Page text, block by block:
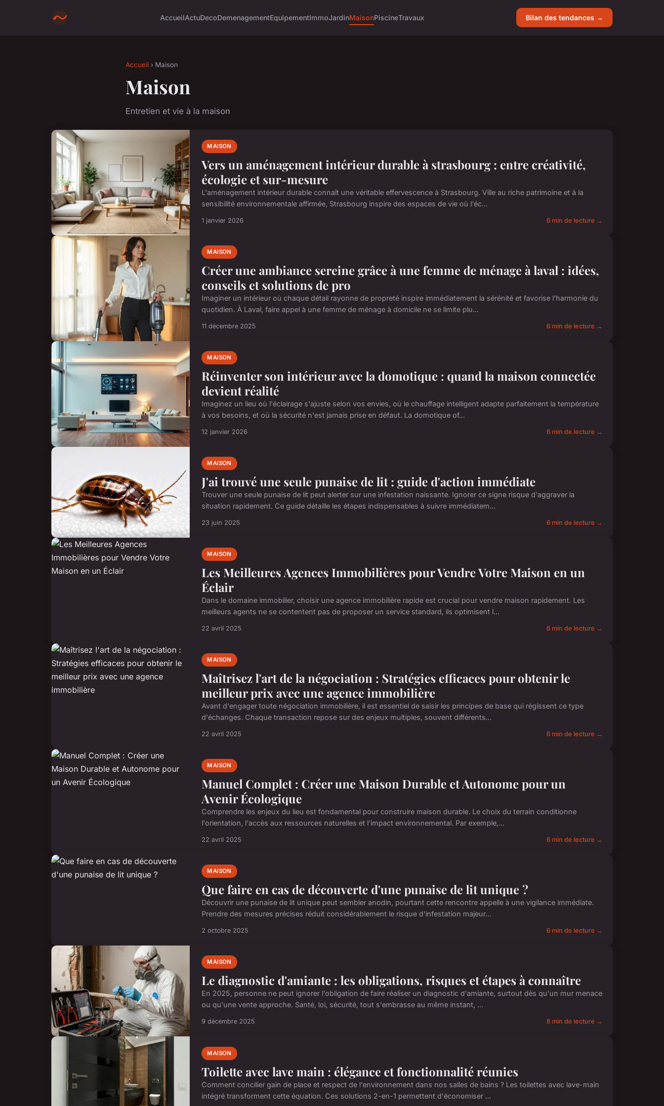
AccueilActuDecoDemenagementEquipementImmoJardinMaisonPiscineTravaux Bilan des tendances →
Accueil › Maison
Maison
Entretien et vie à la maison
MAISON
Vers un aménagement intérieur durable à strasbourg : entre créativité,
écologie et sur-mesure
L'aménagement intérieur durable connaît une véritable effervescence à Strasbourg. Ville au riche patrimoine et à la
sensibilité environnementale affirmée, Strasbourg inspire des espaces de vie où l'éc...
1 janvier 2026 6 min de lecture →
MAISON
Créer une ambiance sereine grâce à une femme de ménage à laval : idées,
conseils et solutions de pro
Imaginer un intérieur où chaque détail rayonne de propreté inspire immédiatement la sérénité et favorise l'harmonie du
quotidien. À Laval, faire appel à une femme de ménage à domicile ne se limite plu...
11 décembre 2025 6 min de lecture →
MAISON
Réinventer son intérieur avec la domotique : quand la maison connectée
devient réalité
Imaginez un lieu où l'éclairage s'ajuste selon vos envies, où le chauffage intelligent adapte parfaitement la température
à vos besoins, et où la sécurité n'est jamais prise en défaut. La domotique of...
12 janvier 2026 6 min de lecture →
MAISON
J'ai trouvé une seule punaise de lit : guide d'action immédiate
Trouver une seule punaise de lit peut alerter sur une infestation naissante. Ignorer ce signe risque d'aggraver la
situation rapidement. Ce guide détaille les étapes indispensables à suivre immédiatem...
23 juin 2025 6 min de lecture →
MAISON
Les Meilleures Agences Immobilières pour Vendre Votre Maison en un
Éclair
Dans le domaine immobilier, choisir une agence immobilière rapide est crucial pour vendre maison rapidement. Les
meilleurs agents ne se contentent pas de proposer un service standard, ils optimisent l...
22 avril 2025 6 min de lecture →
MAISON
Maîtrisez l'art de la négociation : Stratégies efficaces pour obtenir le
meilleur prix avec une agence immobilière
Avant d'engager toute négociation immobilière, il est essentiel de saisir les principes de base qui régissent ce type
d'échanges. Chaque transaction repose sur des enjeux multiples, souvent différents...
22 avril 2025 6 min de lecture →
MAISON
Manuel Complet : Créer une Maison Durable et Autonome pour un
Avenir Écologique
Comprendre les enjeux du lieu est fondamental pour construire maison durable. Le choix du terrain conditionne
l'orientation, l'accès aux ressources naturelles et l'impact environnemental. Par exemple,...
22 avril 2025 6 min de lecture →
MAISON
Que faire en cas de découverte d'une punaise de lit unique ?
Découvrir une punaise de lit unique peut sembler anodin, pourtant cette rencontre appelle à une vigilance immédiate.
Prendre des mesures précises réduit considérablement le risque d'infestation majeur...
2 octobre 2025 6 min de lecture →
MAISON
Le diagnostic d'amiante : les obligations, risques et étapes à connaître
En 2025, personne ne peut ignorer l'obligation de faire réaliser un diagnostic d'amiante, surtout dès qu'un mur menace
ou qu'une vente approche. Santé, loi, sécurité, tout s'embrasse au même instant, ...
9 décembre 2025 8 min de lecture →
MAISON
Toilette avec lave main : élégance et fonctionnalité réunies
Comment concilier gain de place et respect de l'environnement dans nos salles de bains ? Les toilettes avec lave-main
intégré transforment cette équation. Ces solutions 2-en-1 permettent d'économiser ...